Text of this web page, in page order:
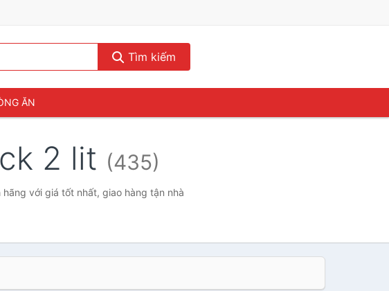
Tìm kiếm
ĂN
2 lit (435)
với giá tốt nhất, giao hàng tận nhà